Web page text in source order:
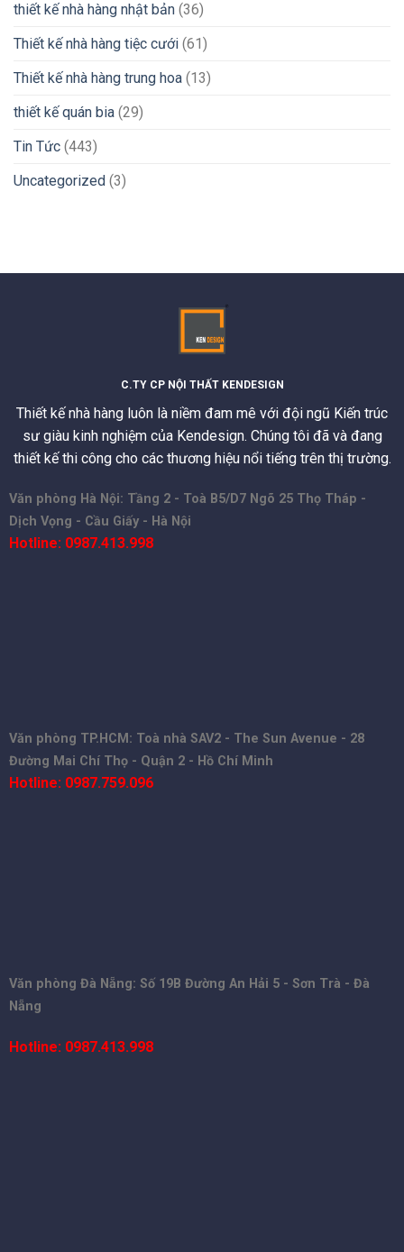
thiết kế nhà hàng nhật bản (36)
Thiết kế nhà hàng tiệc cưới (61)
Thiết kế nhà hàng trung hoa (13)
thiết kế quán bia (29)
Tin Tức (443)
Uncategorized (3)
C.TY CP NỘI THẤT KENDESIGN
Thiết kế nhà hàng luôn là niềm đam mê với đội ngũ Kiến trúc
sư giàu kinh nghiệm của Kendesign. Chúng tôi đã và đang
thiết kế thi công cho các thương hiệu nổi tiếng trên thị trường.
Văn phòng Hà Nội: Tầng 2 - Toà B5/D7 Ngõ 25 Thọ Tháp -
Dịch Vọng - Cầu Giấy - Hà Nội
Hotline: 0987.413.998
Văn phòng TP.HCM: Toà nhà SAV2 - The Sun Avenue - 28
Đường Mai Chí Thọ - Quận 2 - Hồ Chí Minh
Hotline: 0987.759.096
Văn phòng Đà Nẵng: Số 19B Đường An Hải 5 - Sơn Trà - Đà
Nẵng
Hotline: 0987.413.998